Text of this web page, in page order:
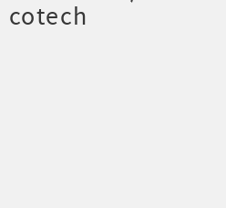
cotech